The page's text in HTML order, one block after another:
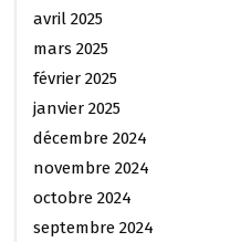
avril 2025
mars 2025
février 2025
janvier 2025
décembre 2024
novembre 2024
octobre 2024
septembre 2024